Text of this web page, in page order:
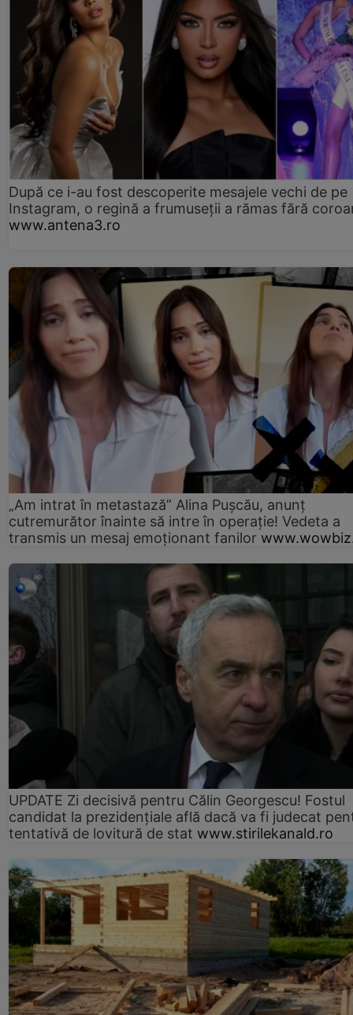
După ce i-au fost descoperite mesajele vechi de pe
Instagram, o regină a frumuseții a rămas fără
www.antena3.ro
„Am intrat în metastază” Alina Pușcău, anunț
cutremurător înainte să intre în operație! Vedeta a
transmis un mesaj emoționant fanilor
UPDATE Zi decisivă pentru Călin Georgescu! Fostul
candidat la prezidențiale află dacă va fi judecat
tentativă de lovitură de stat www.stirilekanald.ro